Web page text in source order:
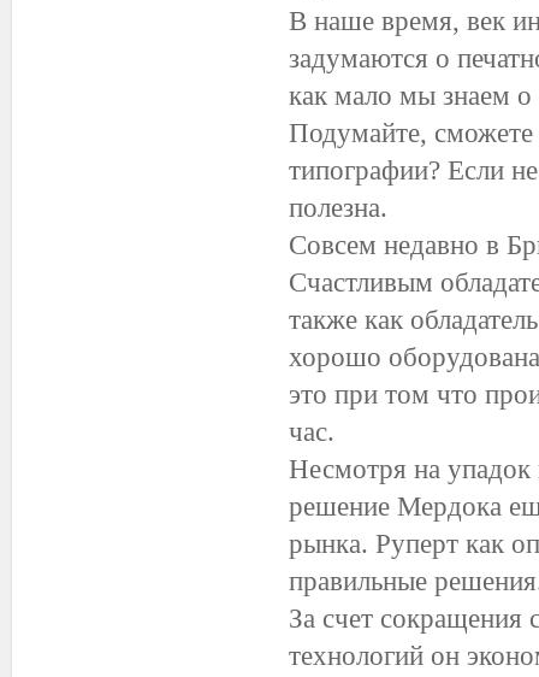
В наше время, век
задумаются о
как мало мы знаем
Подумайте, сможете
типографии? Если
полезна.
Совсем недавно в
Счастливым
также как
хорошо
это при том что
час.
Несмотря на упадок
решение Мердока
рынка. Руперт как
правильные
За счет сокращения
технологий он